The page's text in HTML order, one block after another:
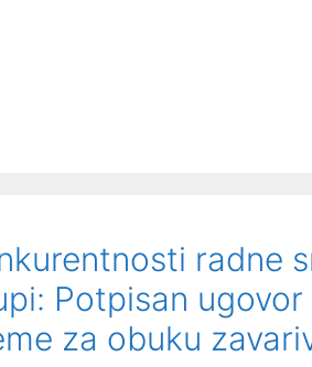
radne
Potpisan
za obuku